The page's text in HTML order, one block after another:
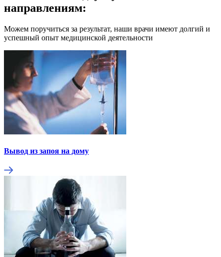
направлениям:
Можем поручиться за результат, наши врачи имеют долгий и
успешный опыт медицинской деятельности
Вывод из запоя на дому